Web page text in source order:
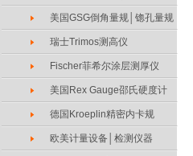
美国GSG倒角量规│锪孔量规
瑞士Trimos测高仪
Fischer菲希尔涂层测厚仪
美国Rex Gauge邵氏硬度计
德国Kroeplin精密内卡规
欧美计量设备│检测仪器